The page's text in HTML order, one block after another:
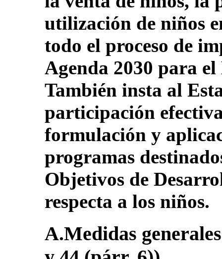
utilización de niños
todo el proceso de
Agenda 2030 para
También insta al
participación
formulación y
programas
Objetivos de
respecta a los niños.
A.Medidas